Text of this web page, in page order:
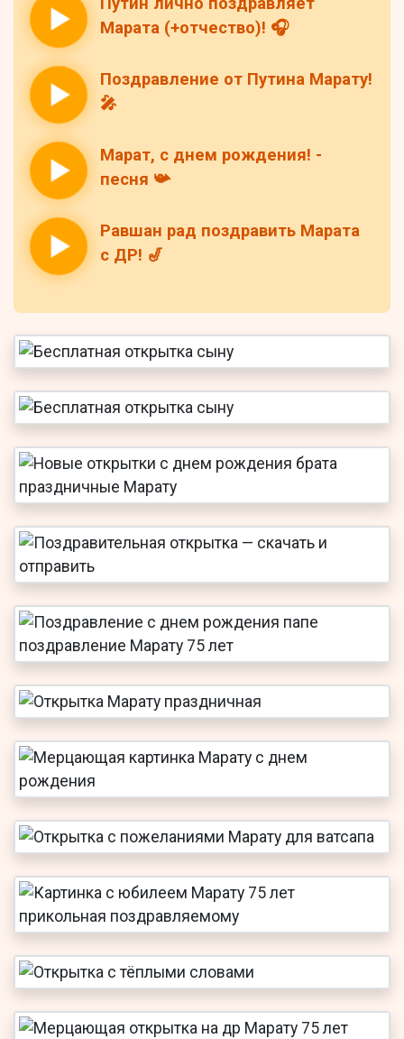
Марата (+отчество)! 🎧
Поздравление от Путина Марату!
🎤
Марат, с днем рождения! -
песня 📯
Равшан рад поздравить Марата
с ДР! 🎷